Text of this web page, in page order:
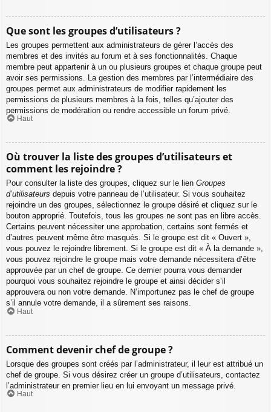
Que sont les groupes d’utilisateurs ?
Les groupes permettent aux administrateurs de gérer l’accès des
membres et des invités au forum et à ses fonctionnalités. Chaque
membre peut appartenir à un ou plusieurs groupes et chaque groupe peut
avoir ses permissions. La gestion des membres par l’intermédiaire des
groupes permet aux administrateurs de modifier rapidement les
permissions de plusieurs membres à la fois, telles qu’ajouter des
permissions de modération ou rendre accessible un forum privé.
Haut
Où trouver la liste des groupes d’utilisateurs et
comment les rejoindre ?
Pour consulter la liste des groupes, cliquez sur le lien Groupes
d’utilisateurs depuis votre panneau de l’utilisateur. Si vous souhaitez
rejoindre un des groupes, sélectionnez le groupe désiré et cliquez sur le
bouton approprié. Toutefois, tous les groupes ne sont pas en libre accès.
Certains peuvent nécessiter une approbation, certains sont fermés et
d’autres peuvent même être masqués. Si le groupe est dit « Ouvert »,
vous pouvez le rejoindre librement. Si le groupe est dit « À la demande »,
vous pouvez rejoindre le groupe mais votre demande nécessitera d’être
approuvée par un chef de groupe. Ce dernier pourra vous demander
pourquoi vous souhaitez rejoindre le groupe et ainsi décider s’il
approuvera ou non votre demande. N’importunez pas le chef de groupe
s’il annule votre demande, il a sûrement ses raisons.
Haut
Comment devenir chef de groupe ?
Lorsque des groupes sont créés par l’administrateur, il leur est attribué un
chef de groupe. Si vous désirez créer un groupe d’utilisateurs, contactez
l’administrateur en premier lieu en lui envoyant un message privé.
Haut